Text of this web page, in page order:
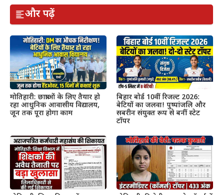
और पढ़ें
मोतिहारी: छात्राओं के लिए तैयार हो
रहा आधुनिक आवासीय विद्यालय,
जून तक पूरा होगा काम
बिहार बोर्ड 10वीं रिजल्ट 2026:
बेटियों का जलवा! पुष्पांजलि और
सबरीन संयुक्त रूप से बनीं स्टेट
टॉपर